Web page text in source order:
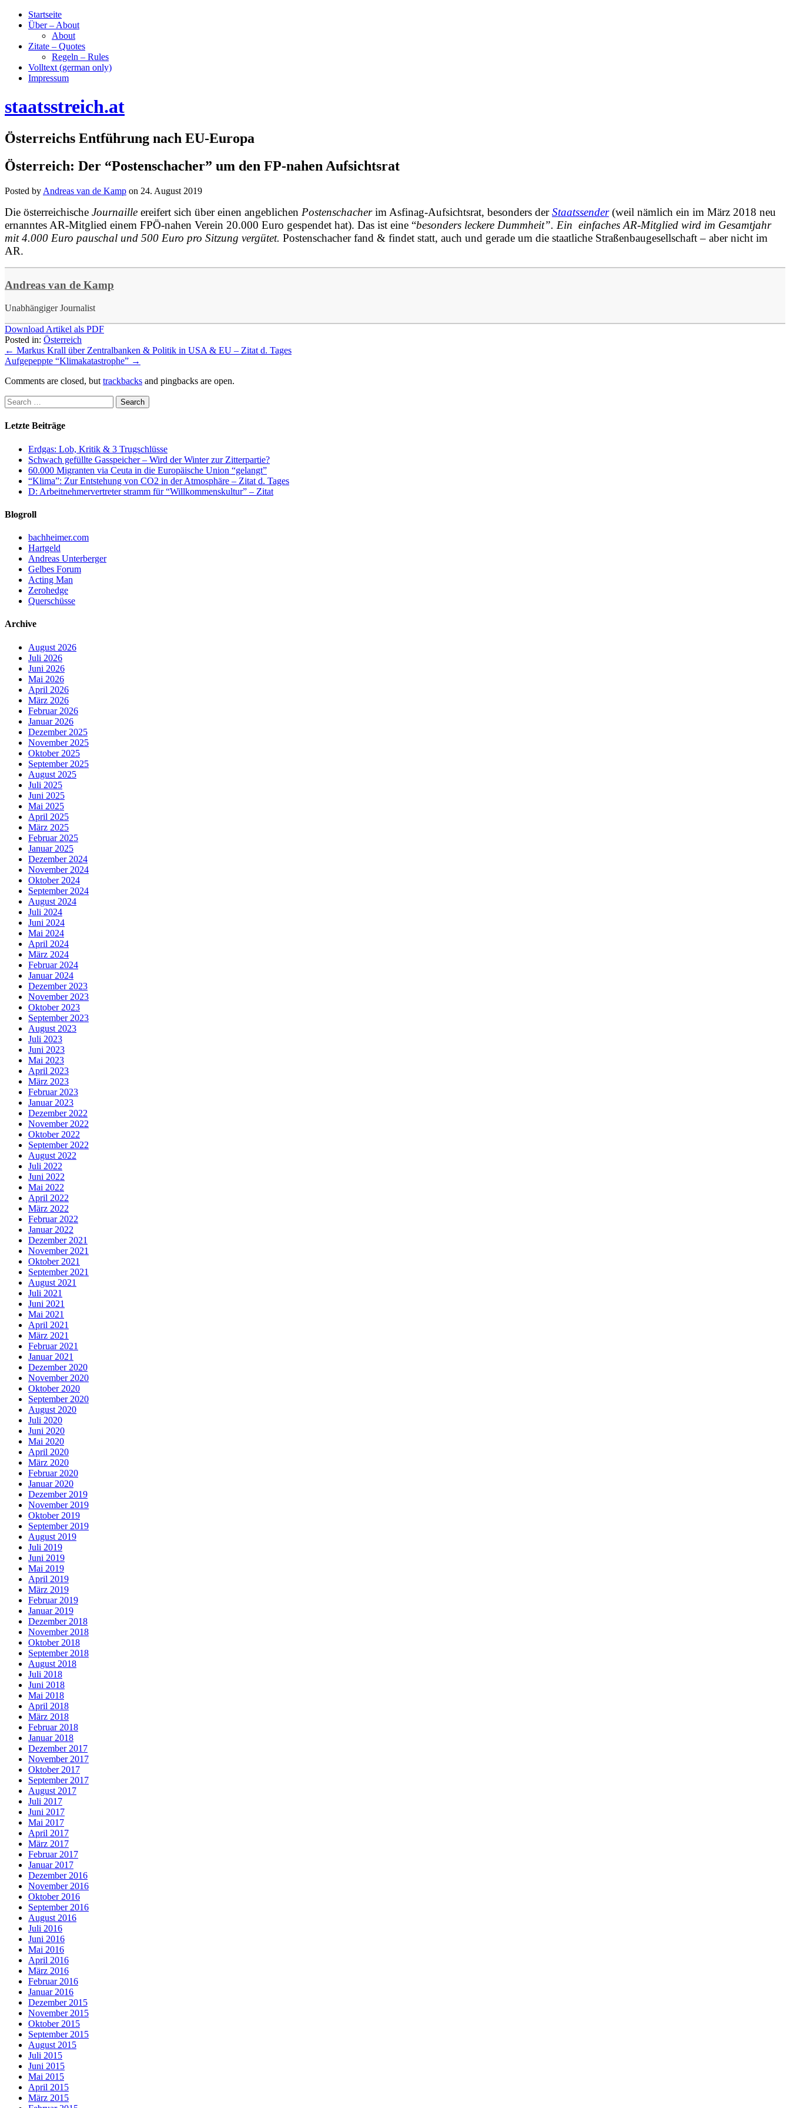
Startseite
Über – About
About
Zitate – Quotes
Regeln – Rules
Volltext (german only)
Impressum
staatsstreich.at
Österreichs Entführung nach EU-Europa
Österreich: Der “Postenschacher” um den FP-nahen Aufsichtsrat
Posted by Andreas van de Kamp on 24. August 2019
Die österreichische Journaille ereifert sich über einen angeblichen Postenschacherim Asfinag-Aufsichtsrat, besonders derStaatssender(weil nämlich ein im März 2018 neu
ernanntes AR-Mitglied einem FPÖ-nahen Verein 20.000 Euro gespendet hat). Das ist eine “besonders leckere Dummheit”. Ein einfaches AR-Mitglied wird im Gesamtjahr
mit 4.000 Euro pauschal und 500 Euro pro Sitzung vergütet. Postenschacher fand & findet statt, auch und gerade um die staatliche Straßenbaugesellschaft – aber nicht im
AR.
Andreas van de Kamp
Unabhängiger Journalist
Download Artikel als PDF
Posted in: Österreich
← Markus Krall über Zentralbanken & Politik in USA & EU – Zitat d. Tages
Aufgepeppte “Klimakatastrophe” →
Comments are closed, but trackbacks and pingbacks are open.
Letzte Beiträge
Erdgas: Lob, Kritik & 3 Trugschlüsse
Schwach gefüllte Gasspeicher – Wird der Winter zur Zitterpartie?
60.000 Migranten via Ceuta in die Europäische Union “gelangt”
“Klima”: Zur Entstehung von CO2 in der Atmosphäre – Zitat d. Tages
D: Arbeitnehmervertreter stramm für “Willkommenskultur” – Zitat
Blogroll
bachheimer.com
Hartgeld
Andreas Unterberger
Gelbes Forum
Acting Man
Zerohedge
Querschüsse
Archive
August 2026
Juli 2026
Juni 2026
Mai 2026
April 2026
März 2026
Februar 2026
Januar 2026
Dezember 2025
November 2025
Oktober 2025
September 2025
August 2025
Juli 2025
Juni 2025
Mai 2025
April 2025
März 2025
Februar 2025
Januar 2025
Dezember 2024
November 2024
Oktober 2024
September 2024
August 2024
Juli 2024
Juni 2024
Mai 2024
April 2024
März 2024
Februar 2024
Januar 2024
Dezember 2023
November 2023
Oktober 2023
September 2023
August 2023
Juli 2023
Juni 2023
Mai 2023
April 2023
März 2023
Februar 2023
Januar 2023
Dezember 2022
November 2022
Oktober 2022
September 2022
August 2022
Juli 2022
Juni 2022
Mai 2022
April 2022
März 2022
Februar 2022
Januar 2022
Dezember 2021
November 2021
Oktober 2021
September 2021
August 2021
Juli 2021
Juni 2021
Mai 2021
April 2021
März 2021
Februar 2021
Januar 2021
Dezember 2020
November 2020
Oktober 2020
September 2020
August 2020
Juli 2020
Juni 2020
Mai 2020
April 2020
März 2020
Februar 2020
Januar 2020
Dezember 2019
November 2019
Oktober 2019
September 2019
August 2019
Juli 2019
Juni 2019
Mai 2019
April 2019
März 2019
Februar 2019
Januar 2019
Dezember 2018
November 2018
Oktober 2018
September 2018
August 2018
Juli 2018
Juni 2018
Mai 2018
April 2018
März 2018
Februar 2018
Januar 2018
Dezember 2017
November 2017
Oktober 2017
September 2017
August 2017
Juli 2017
Juni 2017
Mai 2017
April 2017
März 2017
Februar 2017
Januar 2017
Dezember 2016
November 2016
Oktober 2016
September 2016
August 2016
Juli 2016
Juni 2016
Mai 2016
April 2016
März 2016
Februar 2016
Januar 2016
Dezember 2015
November 2015
Oktober 2015
September 2015
August 2015
Juli 2015
Juni 2015
Mai 2015
April 2015
März 2015